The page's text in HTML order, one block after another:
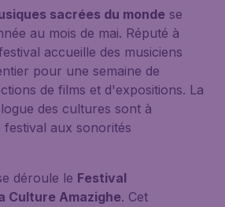
sacrées du monde se
au mois de mai. Réputé à
accueille des musiciens
pour une semaine de
de films et d'expositions. La
des cultures sont à
aux sonorités
déroule le Festival
Culture Amazighe. Cet